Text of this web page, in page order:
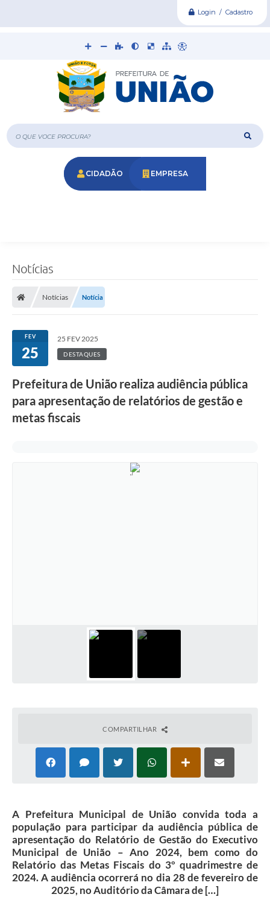
Login / Cadastro
O que voce procura?
CIDADÃO EMPRESA
Notícias
Notícias Notícia
FEV
25
25 FEV 2025
DESTAQUES
Prefeitura de União realiza audiência pública
para apresentação de relatórios de gestão e
metas fiscais
COMPARTILHAR
A Prefeitura Municipal de União convida toda a
população para participar da audiência pública de
apresentação do Relatório de Gestão do Executivo
Municipal de União – Ano 2024, bem como do
Relatório das Metas Fiscais do 3º quadrimestre de
2024. A audiência ocorrerá no dia 28 de fevereiro de
2025, no Auditório da Câmara de […]